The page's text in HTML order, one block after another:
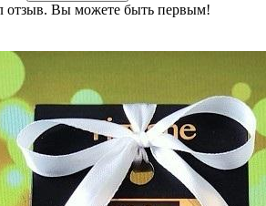
отзыв. Вы можете быть первым!